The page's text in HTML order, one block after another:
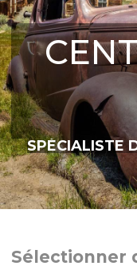
SPÉCIALISTE
Sélectionner